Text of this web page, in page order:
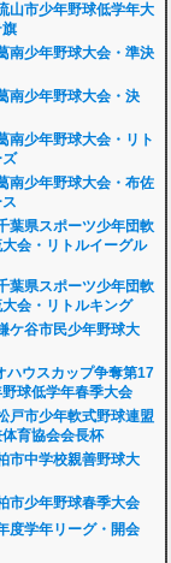
山市少年野球低学年大
南少年野球大会・準決
南少年野球大会・決
南少年野球大会・リト
ズ
南少年野球大会・布佐
葉県スポーツ少年団軟
会・リトルイーグル
葉県スポーツ少年団軟
会・リトルキング
ケ谷市民少年野球大
ハウスカップ争奪第17
野球低学年春季大会
戸市少年軟式野球連盟
育協会会長杯
市中学校親善野球大
市少年野球春季大会
度学年リーグ・開会